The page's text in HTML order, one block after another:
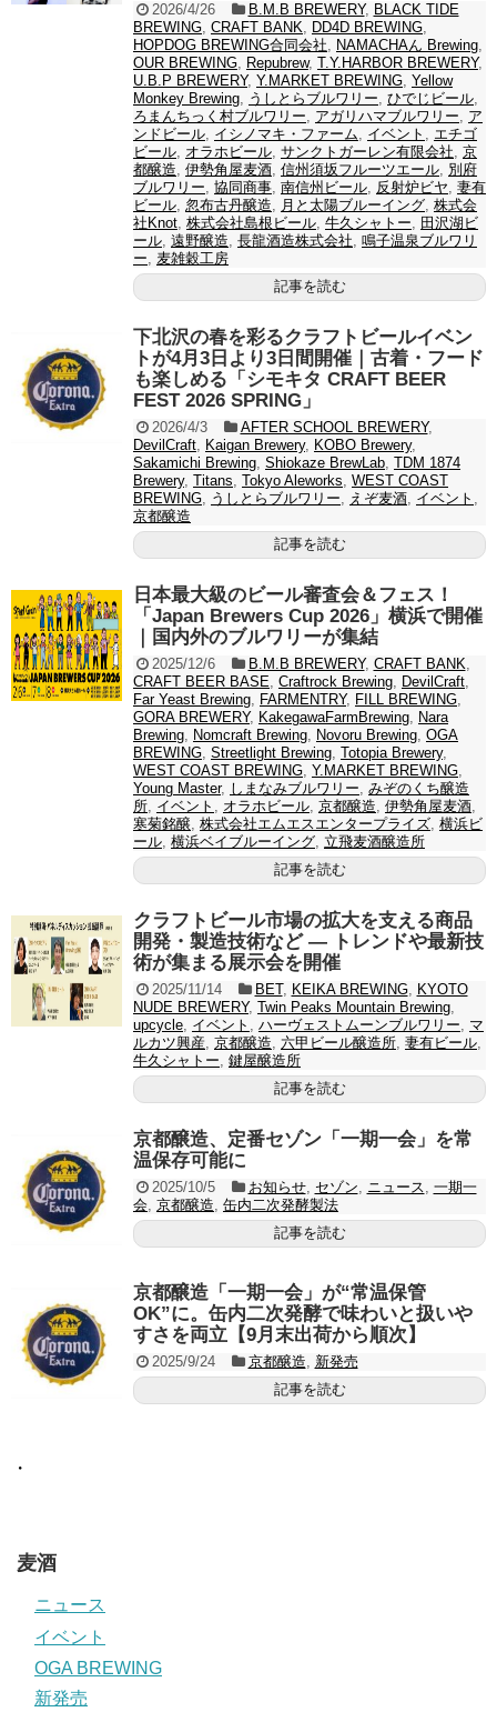
2026/4/26 B.M.B BREWERY, BLACK TIDE
BREWING, CRAFT BANK, DD4D BREWING,
HOPDOG BREWING合同会社, NAMACHAん Brewing,
OUR BREWING, Repubrew, T.Y.HARBOR BREWERY,
U.B.P BREWERY, Y.MARKET BREWING, Yellow
Monkey Brewing, うしとらブルワリー, ひでじビール,
ろまんちっく村ブルワリー, アガリハマブルワリー, ア
ンドビール, イシノマキ・ファーム, イベント , エチゴ
ビール, オラホビール, サンクトガーレン有限会社, 京
都醸造, 伊勢角屋麦酒, 信州須坂フルーツエール, 別府
ブルワリー, 協同商事, 南信州ビール, 反射炉ビヤ, 妻有
ビール, 忽布古丹醸造, 月と太陽ブルーイング, 株式会
社Knot, 株式会社島根ビール, 牛久シャトー, 田沢湖ビ
ール, 遠野醸造, 長龍酒造株式会社, 鳴子温泉ブルワリ
ー, 麦雑穀工房
記事を読む
下北沢の春を彩るクラフトビールイベン
トが4月3日より3日間開催｜古着・フード
も楽しめる「シモキタ CRAFT BEER
FEST 2026 SPRING」
2026/4/3 AFTER SCHOOL BREWERY,
DevilCraft, Kaigan Brewery, KOBO Brewery,
Sakamichi Brewing, Shiokaze BrewLab, TDM 1874
Brewery, Titans, Tokyo Aleworks, WEST COAST
BREWING, うしとらブルワリー, えぞ麦酒, イベント ,
京都醸造
記事を読む
日本最大級のビール審査会＆フェス！
「Japan Brewers Cup 2026」横浜で開催
｜国内外のブルワリーが集結
2025/12/6 B.M.B BREWERY, CRAFT BANK,
CRAFT BEER BASE, Craftrock Brewing, DevilCraft,
Far Yeast Brewing, FARMENTRY, FILL BREWING,
GORA BREWERY, KakegawaFarmBrewing, Nara
Brewing, Nomcraft Brewing, Novoru Brewing, OGA
BREWING, Streetlight Brewing, Totopia Brewery,
WEST COAST BREWING, Y.MARKET BREWING,
Young Master, しまなみブルワリー, みぞのくち醸造
所, イベント , オラホビール, 京都醸造, 伊勢角屋麦酒,
寒菊銘醸, 株式会社エムエスエンタープライズ, 横浜ビ
ール, 横浜ベイブルーイング, 立飛麦酒醸造所
記事を読む
クラフトビール市場の拡大を支える商品
開発・製造技術など — トレンドや最新技
術が集まる展示会を開催
2025/11/14 BET, KEIKA BREWING, KYOTO
NUDE BREWERY, Twin Peaks Mountain Brewing,
upcycle, イベント , ハーヴェストムーンブルワリー, マ
ルカツ興産, 京都醸造, 六甲ビール醸造所, 妻有ビール,
牛久シャトー, 鍵屋醸造所
記事を読む
京都醸造、定番セゾン「一期一会」を常
温保存可能に
2025/10/5 お知らせ, セゾン, ニュース, 一期一
会, 京都醸造, 缶内二次発酵製法
記事を読む
京都醸造「一期一会」が“常温保管
OK”に。缶内二次発酵で味わいと扱いや
すさを両立【9月末出荷から順次】
2025/9/24 京都醸造, 新発売
記事を読む
・
麦酒
ニュース
イベント
OGA BREWING
新発売